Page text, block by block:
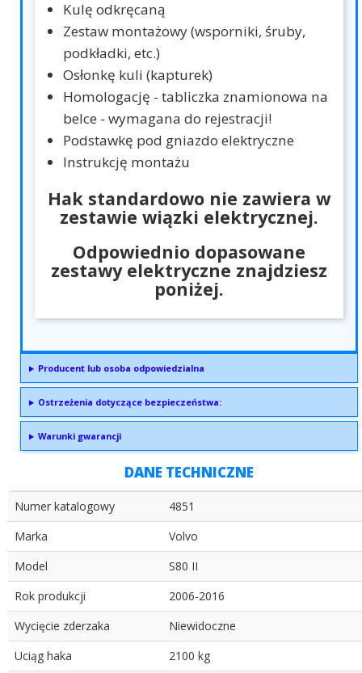
Kulę odkręcaną
Zestaw montażowy (wsporniki, śruby,
podkładki, etc.)
Osłonkę kuli (kapturek)
Homologację - tabliczka znamionowa na
belce - wymagana do rejestracji!
Podstawkę pod gniazdo elektryczne
Instrukcję montażu
Hak standardowo nie zawiera w
zestawie wiązki elektrycznej.
Odpowiednio dopasowane
zestawy elektryczne znajdziesz
poniżej.
Producent lub osoba odpowiedzialna
Ostrzeżenia dotyczące bezpieczeństwa:
Warunki gwarancji
DANE TECHNICZNE
Numer katalogowy
4851
Marka
Volvo
Model
S80 II
Rok produkcji
2006-2016
Wycięcie zderzaka
Niewidoczne
Uciąg haka
2100 kg